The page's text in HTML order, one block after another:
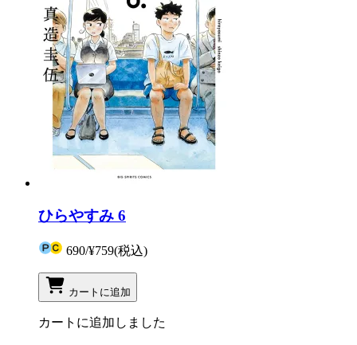
ひらやすみ 6
690/¥759(税込)
カートに追加
カートに追加しました